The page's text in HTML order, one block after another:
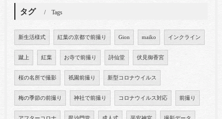
タグ Tags
新生活様式 紅葉の京都で前撮り Gion maiko インクライン
蹴上 紅葉 お寺で前撮り 詩仙堂 伏見御香宮
桜の名所で撮影 祇園前撮り 新型コロナウイルス
梅の季節の前撮り 神社で前撮り コロナウイルス対応 前撮り